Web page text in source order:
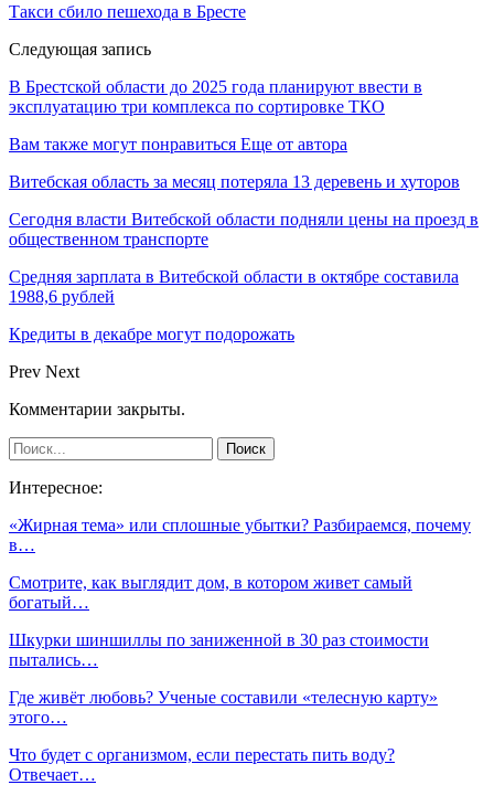
Такси сбило пешехода в Бресте
Следующая запись
В Брестской области до 2025 года планируют ввести в
эксплуатацию три комплекса по сортировке ТКО
Вам также могут понравиться Еще от автора
Витебская область за месяц потеряла 13 деревень и хуторов
Сегодня власти Витебской области подняли цены на проезд в
общественном транспорте
Средняя зарплата в Витебской области в октябре составила
1988,6 рублей
Кредиты в декабре могут подорожать
Prev Next
Комментарии закрыты.
Интересное:
«Жирная тема» или сплошные убытки? Разбираемся, почему
в…
Смотрите, как выглядит дом, в котором живет самый
богатый…
Шкурки шиншиллы по заниженной в 30 раз стоимости
пытались…
Где живёт любовь? Ученые составили «телесную карту»
этого…
Что будет с организмом, если перестать пить воду?
Отвечает…